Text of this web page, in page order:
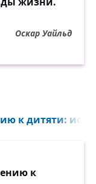
Оскар Уайльд
к дитяти:
к